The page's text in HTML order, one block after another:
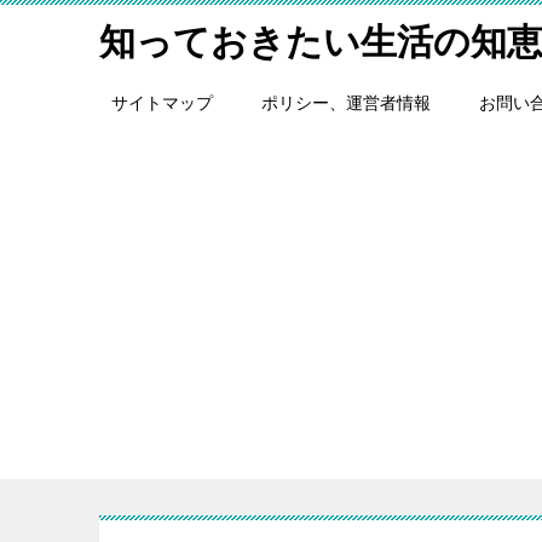
知っておきたい生活の知恵
サイトマップ ポリシー、運営者情報 お問い